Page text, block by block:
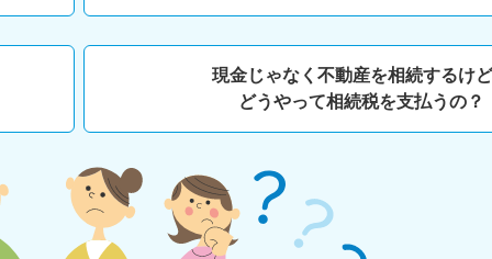
現金じゃなく不動産を相続するけ
どうやって相続税を支払うの？